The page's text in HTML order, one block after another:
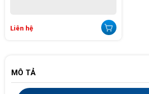
Liên hệ
MÔ TẢ